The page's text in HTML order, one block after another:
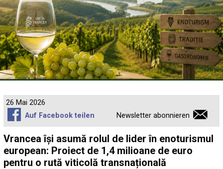
26 Mai 2026
Auf Facebook teilen
Newsletter abonnieren
Vrancea își asumă rolul de lider în enoturismul
european: Proiect de 1,4 milioane de euro
pentru o rută viticolă transnațională